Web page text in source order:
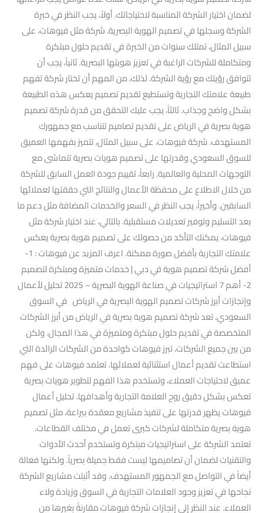
لضمان اختيار الشركة المناسبة لاحتياجاتك. أولاً، يجب النظر في خبرة
الشركة وسجلها في تصميم الهوية البصرية. شركة مثل فيوهات، على
سبيل المثال، تمتلك سنوات من الخبرة في تقديم حلول مبتكرة
ومتكاملة للشركات الراغبة في تعزيز هويتها البصرية. ثانياً، يجب أن
تتوافق رؤيتك مع رؤية الشركة. لذلك، من المهم أن تختار شركة تفهم
طبيعة علامتك التجارية وتستطيع تقديم تصميم يعكس هذه الطبيعة
بشكل واضح وجذاب. ثالثاً، يجب عليك التحقق من قدرة شركة تصميم
هوية بصرية في الرياض على تقديم تصاميم تتناسب مع جمهورك
المستهدف. شركة فيوهات، على سبيل المثال، تتميز بفهمها العميق
للسوق السعودي وقدرتها على تصميم هويات بصرية تتماشى مع
التوجهات المحلية والعالمية. رابعاً، تقييم جودة العمل السابق للشركة
من خلال الاطلاع على محفظة الأعمال والنتائج التي حققتها لعملائها
السابقين. وأخيراً، يجب النظر في السعر والخدمات المضافة مثل دعم ما
بعد التسليم وتوفير تعديلات مستقبلية. بالتالي، عند اختيار شركة مثل
فيوهات، يمكنك التأكد من حصولك على تصميم هوية بصرية يعكس
علامتك التجارية بأفضل صورة ممكنة. اعرف المزيد عن فيوهات : 1-
أفضل شركة تصميم هوية في دبي | خدمات متميزة ومبتكرة لتصميم
2- أهم 7 استراتيجيات في صناعة الهوية البصرية – 2025 تحليل لأعمال
وإنجازات أبرز شركات تصميم الهوية البصرية في الرياض في السوق
السعودي، تعد شركة تصميم هوية بصرية في الرياض من أبرز الشركات
المتخصصة في تقديم حلول مبتكرة ومتميزة في هذا المجال. ولكن
من بين جميع الشركات، تبرز فيوهات كواحدة من الشركات الرائدة التي
استطاعت تقديم أعمال استثنائية لعملائها. تعتمد فيوهات على فهم
عميق لاحتياجات العملاء، وتستخدم هذا الفهم لتطوير هويات بصرية
تعكس بشكل دقيق روح العلامة التجارية وأهدافها. تحليل أعمال
فيوهات يظهر قدرتها على تنفيذ مشاريع معقدة ببراعة، مثل تصميم
هوية بصرية متكاملة لشركات كبرى تعمل في مختلف القطاعات.
تعتمد الشركة على استراتيجيات مبتكرة وتستخدم أحدث الأدوات
والتقنيات لضمان أن تصاميمها ليست فقط جميلة بصرياً. ولكنها فعالة
أيضاً في التواصل مع الجمهور المستهدف. وقد أثبتت مشاريع الشركة
نجاحها في تعزيز وجود العلامات التجارية في السوق وزيادة ولاء
العملاء. عند النظر إلى إنجازات شركة فيوهات مقارنةً بغيرها من